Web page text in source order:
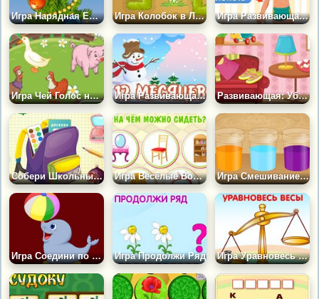
Игра Нарядная Ёлочка Игра Колобок в Лабиринте Игра Развивающая: Тело Человека
Игра Чей Голос на Ферме? Игра Развивающая: 12 месяцев Развивающая: Убери в Комнате
Собери Школьный Портфель Игра Весёлые Вопросы по Дому Игра Смешивание Цветов
Игра Соедини по Точкам Тюленя Игра Продолжи Ряд Игра Уравновесь Весы